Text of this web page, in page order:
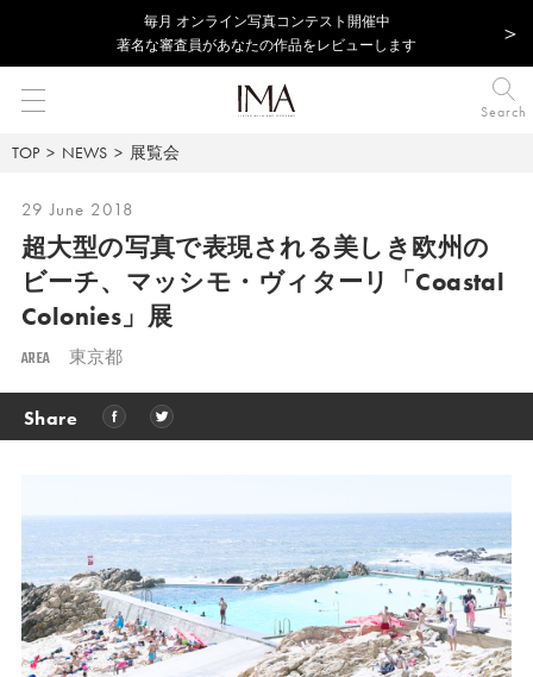
毎⽉ オンライン写真コンテスト開催中
著名な審査員があなたの作品をレビューします
Search
TOP NEWS 展覧会
29 June 2018
超大型の写真で表現される美しき欧州の
ビーチ、 マッシモ・ヴィターリ「Coastal
Colonies」展
AREA 東京都
Share